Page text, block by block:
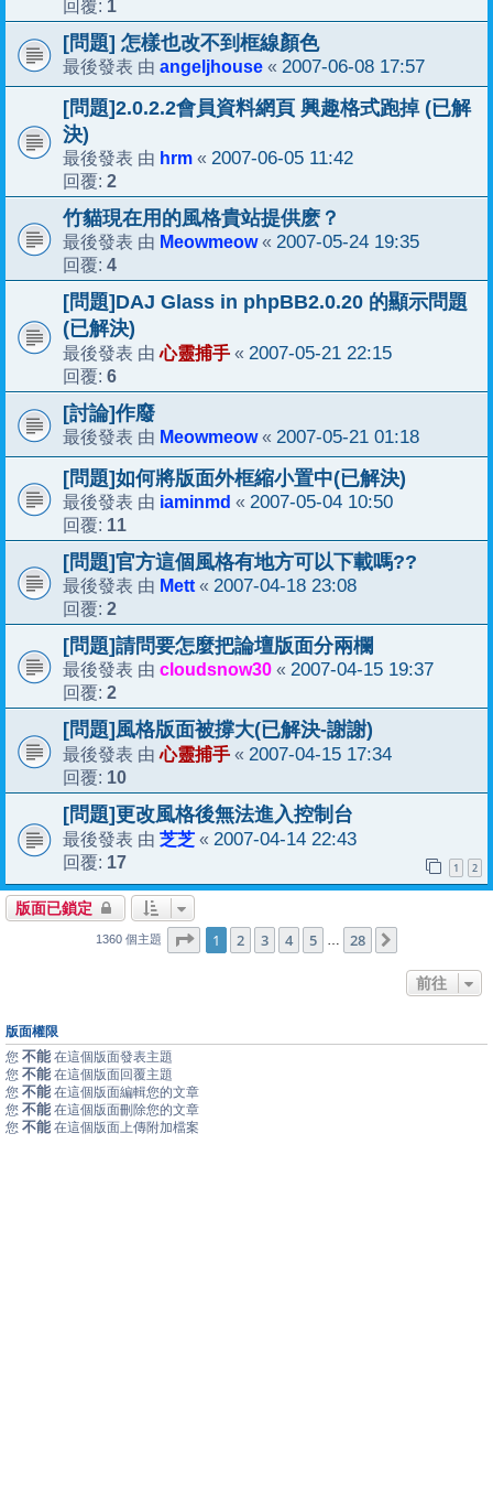
回覆: 1
[問題] 怎樣也改不到框線顏色
最後發表 由 angeljhouse « 2007-06-08 17:57
[問題]2.0.2.2會員資料網頁 興趣格式跑掉 (已解
決)
最後發表 由 hrm « 2007-06-05 11:42
回覆: 2
竹貓現在用的風格貴站提供麽？
最後發表 由 Meowmeow« 2007-05-24 19:35
回覆: 4
[問題]DAJ Glass in phpBB2.0.20 的顯示問題
(已解決)
最後發表 由心靈捕手 « 2007-05-21 22:15
回覆: 6
[討論]作廢
最後發表 由 Meowmeow« 2007-05-21 01:18
[問題]如何將版面外框縮小置中(已解決)
最後發表 由 iaminmd « 2007-05-04 10:50
回覆: 11
[問題]官方這個風格有地方可以下載嗎??
最後發表 由 Mett« 2007-04-18 23:08
回覆: 2
[問題]請問要怎麼把論壇版面分兩欄
最後發表 由 cloudsnow30 « 2007-04-15 19:37
回覆: 2
[問題]風格版面被撐大(已解決-謝謝)
最後發表 由心靈捕手 « 2007-04-15 17:34
回覆: 10
[問題]更改風格後無法進入控制台
最後發表 由 芝芝 « 2007-04-14 22:43
回覆: 17 1 2
版面已鎖定
1360 個主題 第1 頁 (共 28頁)
1 2 3 4 5 28
前往
版面權限
您 不能 在這個版面發表主題
您 不能 在這個版面回覆主題
您 不能 在這個版面編輯您的文章
您 不能 在這個版面刪除您的文章
您 不能 在這個版面上傳附加檔案